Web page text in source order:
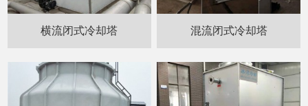
横流闭式冷却塔 混流闭式冷却塔